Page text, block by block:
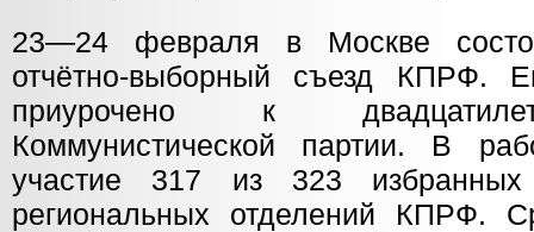
23—24 февраля в Москве
отчётно-выборный съезд КПРФ.
приурочено к
Коммунистической партии. В
участие 317 из 323 избранных
региональных отделений КПРФ.